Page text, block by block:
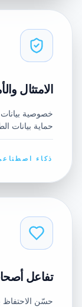
الامتثال
خصوصية
حماية بيانات
ذكاء
تفاعل
حسّن الاحتفاظ